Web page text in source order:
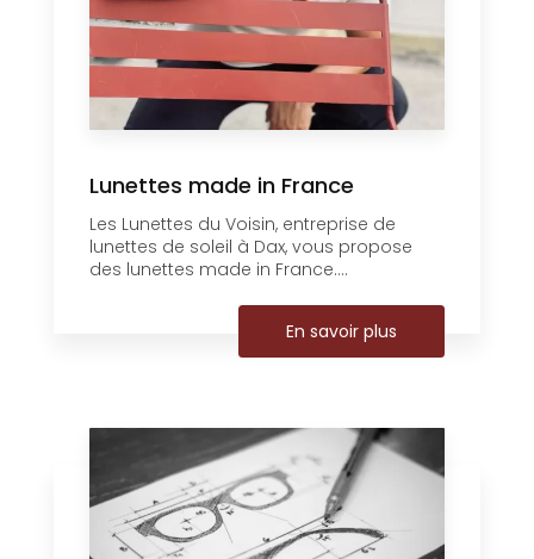
Lunettes made in France
Les Lunettes du Voisin, entreprise de
lunettes de soleil à Dax, vous propose
des lunettes made in France....
En savoir plus